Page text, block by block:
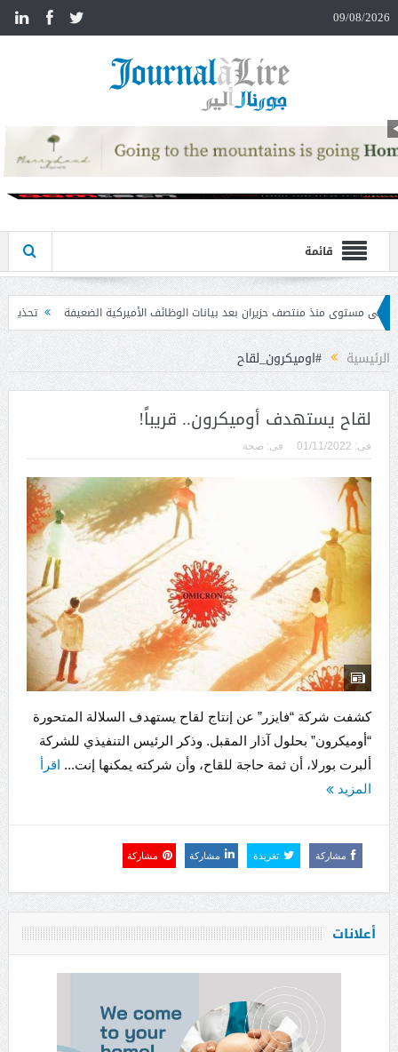
09/08/2026
قائمة
بعد بيانات الوظائف الأميركية الضعيفة تحذير المواطنين من مشاركة رمز الـ OTP
الرئيسية #اوميكرون_لقاح
لقاح يستهدف أوميكرون.. قريباً!
فى: 01/11/2022 فى: صحة
كشفت شركة “فايزر” عن إنتاج لقاح يستهدف السلالة المتحورة
“أوميكرون” بحلول آذار المقبل. وذكر الرئيس التنفيذي للشركة
ألبرت بورلا، أن ثمة حاجة للقاح، وأن شركته يمكنها إنت... اقرأ
المزيد
مشاركة تغريدة مشاركة مشاركة
أعلانات